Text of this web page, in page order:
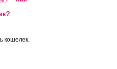
кошелек.